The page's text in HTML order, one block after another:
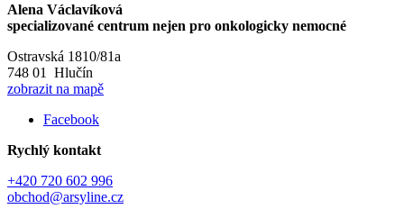
Alena Václavíková
specializované centrum nejen pro onkologicky nemocné
Ostravská 1810/81a
748 01 Hlučín
zobrazit na mapě
Facebook
Rychlý kontakt
+420 720 602 996
obchod@arsyline.cz